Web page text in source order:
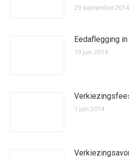
29 septembre 2014
Eedaflegging
19 juin 2014
1 juin 2014